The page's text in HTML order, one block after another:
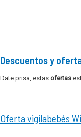
Descuentos y
Date prisa, estas ofertas
Oferta vigilabebés